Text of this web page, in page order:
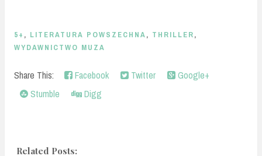
5+ , LITERATURA POWSZECHNA, THRILLER,
WYDAWNICTWO MUZA
Share This: Facebook Twitter
Google+
Stumble
Digg
Related Posts: